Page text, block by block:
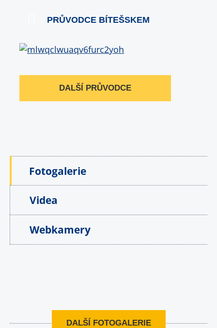
PRŮVODCE BÍTEŠSKEM
DALŠÍ PRŮVODCE
Fotogalerie
Videa
Webkamery
DALŠÍ FOTOGALERIE